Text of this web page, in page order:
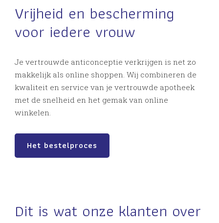
Vrijheid en bescherming
voor iedere vrouw
Je vertrouwde anticonceptie verkrijgen is net zo
makkelijk als online shoppen. Wij combineren de
kwaliteit en service van je vertrouwde apotheek
met de snelheid en het gemak van online
winkelen.
Het bestelproces
Dit is wat onze klanten over